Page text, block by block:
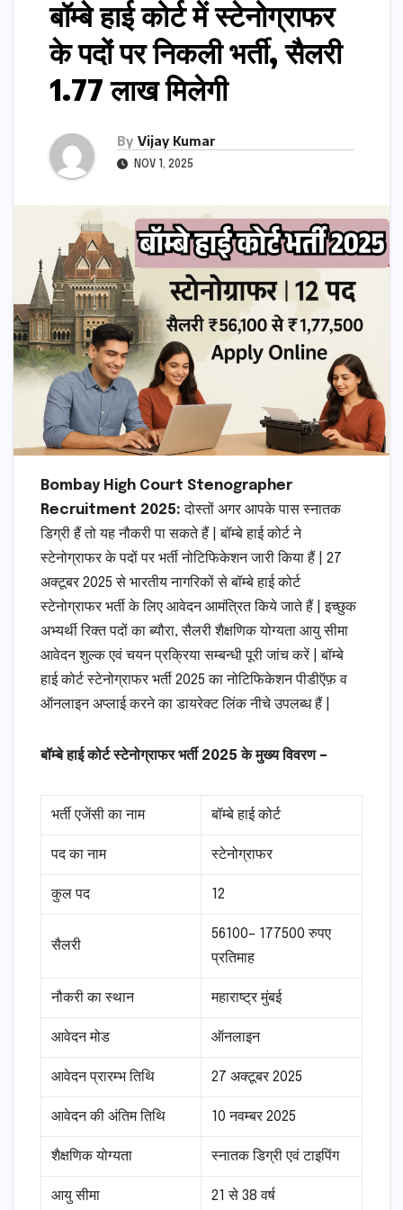
बॉम्बे हाई कोर्ट में स्टेनोग्राफर
के पदों पर निकली भर्ती, सैलरी
1.77 लाख मिलेगी
By Vijay Kumar
NOV 1, 2025
Bombay High Court Stenographer
Recruitment 2025: दोस्तों अगर आपके पास स्नातक
डिग्री हैं तो यह नौकरी पा सकते हैं | बॉम्बे हाई कोर्ट ने
स्टेनोग्राफर के पदों पर भर्ती नोटिफिकेशन जारी किया हैं | 27
अक्टूबर 2025 से भारतीय नागरिकों से बॉम्बे हाई कोर्ट
स्टेनोग्राफर भर्ती के लिए आवेदन आमंत्रित किये जाते हैं | इच्छुक
अभ्यर्थी रिक्त पदों का ब्यौरा, सैलरी शैक्षणिक योग्यता आयु सीमा
आवेदन शुल्क एवं चयन प्रक्रिया सम्बन्धी पूरी जांच करें | बॉम्बे
हाई कोर्ट स्टेनोग्राफर भर्ती 2025 का नोटिफिकेशन पीडीऍफ़ व
ऑनलाइन अप्लाई करने का डायरेक्ट लिंक नीचे उपलब्ध हैं |
बॉम्बे हाई कोर्ट स्टेनोग्राफर भर्ती 2025 के मुख्य विवरण –
भर्ती एजेंसी का नाम बॉम्बे हाई कोर्ट
पद का नाम स्टेनोग्राफर
कुल पद 12
सैलरी
56100– 177500 रुपए
प्रतिमाह
नौकरी का स्थान महाराष्ट्र मुंबई
आवेदन मोड ऑनलाइन
आवेदन प्रारम्भ तिथि 27 अक्टूबर 2025
आवेदन की अंतिम तिथि 10 नवम्बर 2025
शैक्षणिक योग्यता स्नातक डिग्री एवं टाइपिंग
आयु सीमा 21 से 38 वर्ष